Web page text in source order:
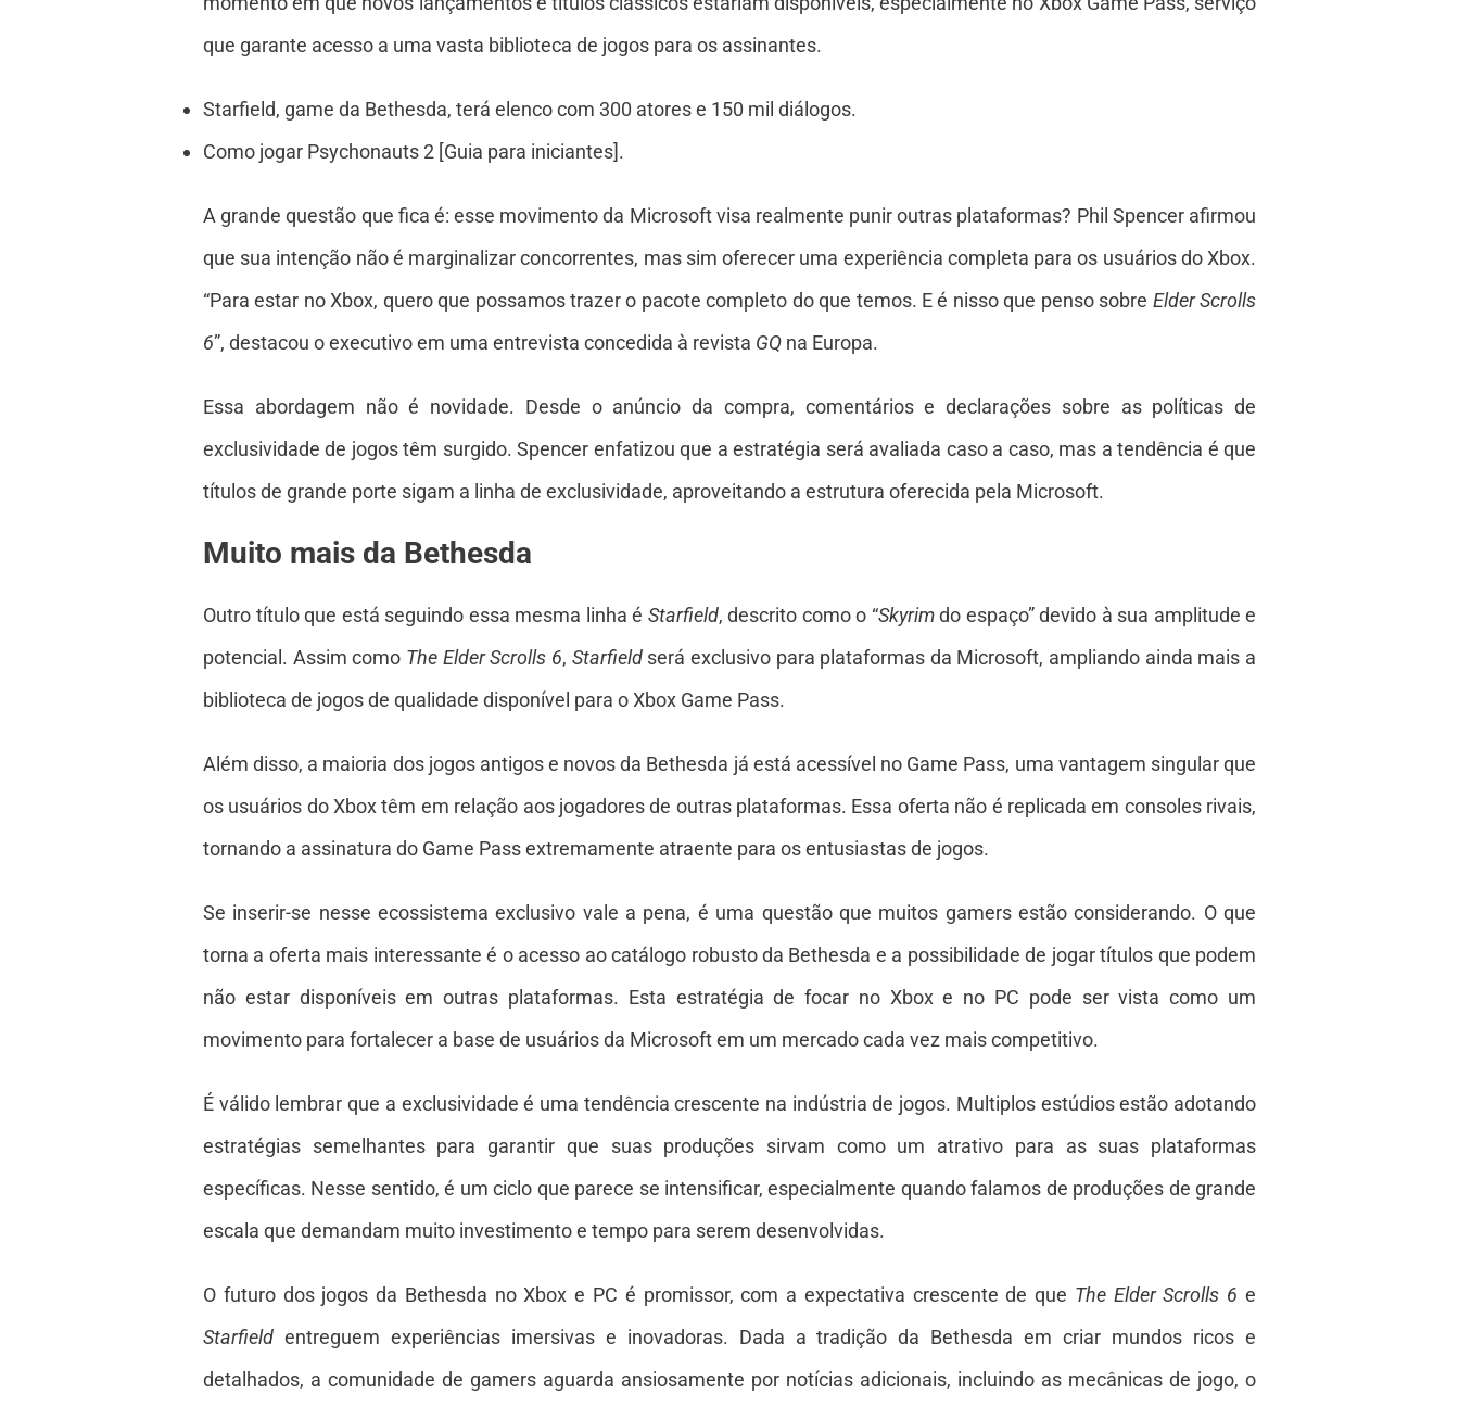
que garante acesso a uma vasta biblioteca de jogos para os assinantes.
Starfield, game da Bethesda, terá elenco com 300 atores e 150 mil diálogos.
Como jogar Psychonauts 2 [Guia para iniciantes].
A grande questão que fica é: esse movimento da Microsoft visa realmente punir outras plataformas? Phil Spencer afirmou
que sua intenção não é marginalizar concorrentes, mas sim oferecer uma experiência completa para os usuários do Xbox.
“Para estar no Xbox, quero que possamos trazer o pacote completo do que temos. E é nisso que penso sobre Elder Scrolls
6”, destacou o executivo em uma entrevista concedida à revista GQ na Europa.
Essa abordagem não é novidade. Desde o anúncio da compra, comentários e declarações sobre as políticas de
exclusividade de jogos têm surgido. Spencer enfatizou que a estratégia será avaliada caso a caso, mas a tendência é que
títulos de grande porte sigam a linha de exclusividade, aproveitando a estrutura oferecida pela Microsoft.
Muito mais da Bethesda
Outro título que está seguindo essa mesma linha é Starfield, descrito como o “Skyrimdo espaço” devido à sua amplitude e
potencial. Assim como The Elder Scrolls 6, Starfieldserá exclusivo para plataformas da Microsoft, ampliando ainda mais a
biblioteca de jogos de qualidade disponível para o Xbox Game Pass.
Além disso, a maioria dos jogos antigos e novos da Bethesda já está acessível no Game Pass, uma vantagem singular que
os usuários do Xbox têm em relação aos jogadores de outras plataformas. Essa oferta não é replicada em consoles rivais,
tornando a assinatura do Game Pass extremamente atraente para os entusiastas de jogos.
Se inserir-se nesse ecossistema exclusivo vale a pena, é uma questão que muitos gamers estão considerando. O que
torna a oferta mais interessante é o acesso ao catálogo robusto da Bethesda e a possibilidade de jogar títulos que podem
não estar disponíveis em outras plataformas. Esta estratégia de focar no Xbox e no PC pode ser vista como um
movimento para fortalecer a base de usuários da Microsoft em um mercado cada vez mais competitivo.
É válido lembrar que a exclusividade é uma tendência crescente na indústria de jogos. Multiplos estúdios estão adotando
estratégias semelhantes para garantir que suas produções sirvam como um atrativo para as suas plataformas
específicas. Nesse sentido, é um ciclo que parece se intensificar, especialmente quando falamos de produções de grande
escala que demandam muito investimento e tempo para serem desenvolvidas.
O futuro dos jogos da Bethesda no Xbox e PC é promissor, com a expectativa crescente de que The Elder Scrolls 6 e
Starfield entreguem experiências imersivas e inovadoras. Dada a tradição da Bethesda em criar mundos ricos e
detalhados, a comunidade de gamers aguarda ansiosamente por notícias adicionais, incluindo as mecânicas de jogo, o